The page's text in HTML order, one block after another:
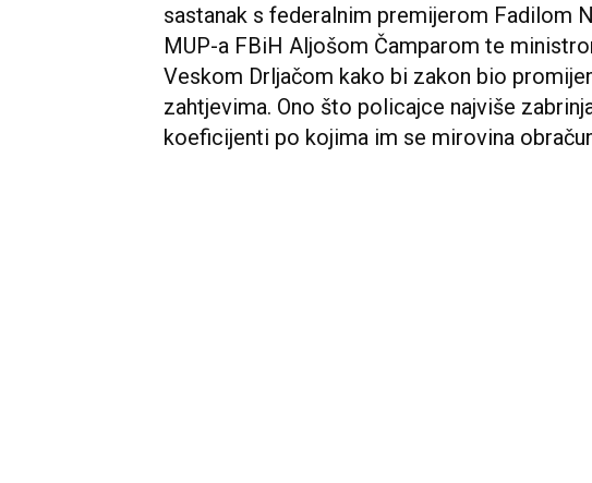
sastanak s federalnim premijerom Fadilom
MUP-a FBiH Aljošom Čamparom te
Veskom Drljačom kako bi zakon bio
zahtjevima. Ono što policajce najviše
koeficijenti po kojima im se mirovina